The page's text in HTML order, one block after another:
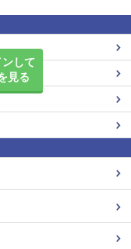
ンして
見る